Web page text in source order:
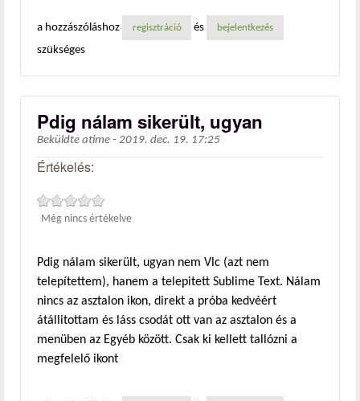
a hozzászóláshoz regisztráció és bejelentkezés
szükséges
Pdig nálam sikerült, ugyan
Beküldte atime - 2019. dec. 19. 17:25
Értékelés:
Még nincs értékelve
Pdig nálam sikerült, ugyan nem Vlc (azt nem
telepítettem), hanem a telepitett Sublime Text. Nálam
nincs az asztalon ikon, direkt a próba kedvéért
átállitottam és láss csodát ott van az asztalon és a
menüben az Egyéb között. Csak ki kellett tallózni a
megfelelő ikont